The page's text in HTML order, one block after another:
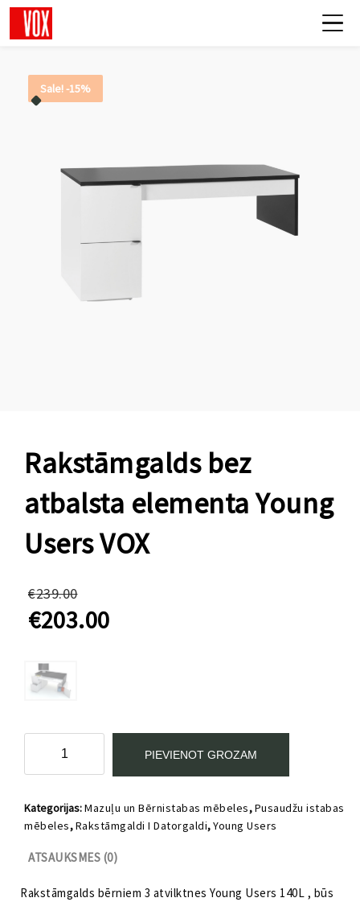
Sale! -15%
Rakstāmgalds bez
atbalsta elementa Young
Users VOX
€239.00
price
was:
€203.00
Current
is:
€203.00.
atbalsta
Young
Users
daudzums
PIEVIENOT GROZAM
Kategorijas:Mazuļu un Bērnistabas mēbeles,Pusaudžu istabas
mēbeles,Rakstāmgaldi I Datorgaldi,Young Users
ATSAUKSMES (0)
Rakstāmgalds bērniem 3 atvilktnes Young Users 140L , būs